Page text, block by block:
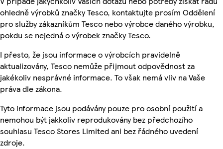
ohledně výrobků značky Tesco, kontaktujte prosím Oddělení
pro služby zákazníkům Tesco nebo výrobce daného výrobku,
pokdu se nejedná o výrobek značky Tesco.
I přesto, že jsou informace o výrobcích pravidelně
aktualizovány, Tesco nemůže přijmout odpovědnost za
jakékoliv nesprávné informace. To však nemá vliv na Vaše
práva dle zákona.
Tyto informace jsou podávány pouze pro osobní použití a
nemohou být jakkoliv reprodukovány bez předchozího
souhlasu Tesco Stores Limited ani bez řádného uvedení
zdroje.